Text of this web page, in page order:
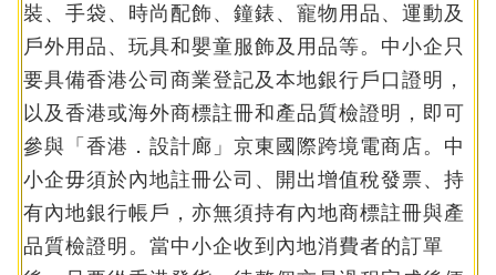
裝、手袋、時尚配飾、鐘錶、寵物用品、運動及
戶外用品、玩具和嬰童服飾及用品等。中小企只
要具備香港公司商業登記及本地銀行戶口證明，
以及香港或海外商標註冊和產品質檢證明，即可
參與「香港．設計廊」京東國際跨境電商店。中
小企毋須於內地註冊公司、開出增值稅發票、持
有內地銀行帳戶，亦無須持有內地商標註冊與產
品質檢證明。當中小企收到內地消費者的訂單